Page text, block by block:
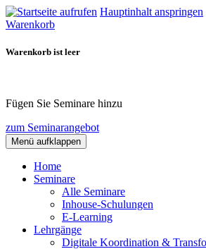
Hauptinhalt anspringen
Warenkorb
Warenkorb ist leer
Fügen Sie Seminare hinzu
zum Seminarangebot
Menü aufklappen
Home
Seminare
Alle Seminare
Inhouse-Schulungen
E-Learning
Lehrgänge
Digitale Koordination &